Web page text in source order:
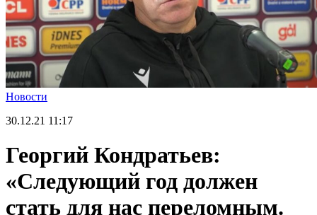
Новости
30.12.21 11:17
Георгий Кондратьев:
«Следующий год должен
стать для нас переломным.